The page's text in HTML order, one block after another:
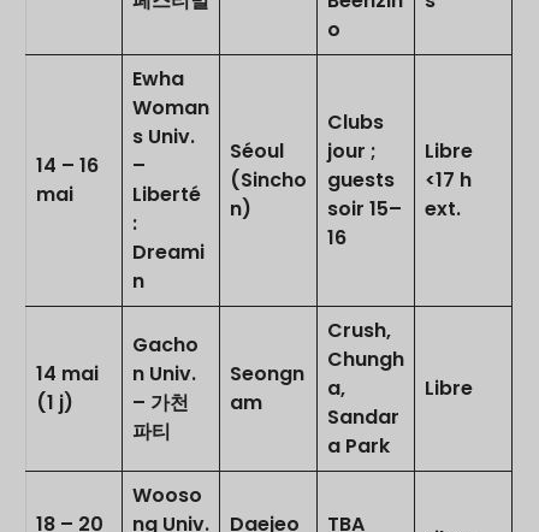
o
14 – 16
mai
Ewha
Woman
s Univ.
–
Liberté
:
Dreami
n
Séoul
(Sincho
n)
Clubs
jour ;
guests
soir 15–
16
Libre
<17 h
ext.
14 mai
(1 j)
Gacho
n Univ.
– 가천
파티
Seongn
am
Crush,
Chungh
a,
Sandar
a Park
Libre
18 – 20
Wooso
ng Univ.
Daejeo
TBA